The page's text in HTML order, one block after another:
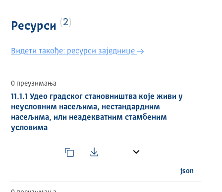
Ресурси 2
Видети такође: ресурси заједнице
0 преузимања
11.1.1 Удео градског становништва које живи у
неусловним насељима, нестандардним
насељима, или неадекватним стамбеним
условима
json